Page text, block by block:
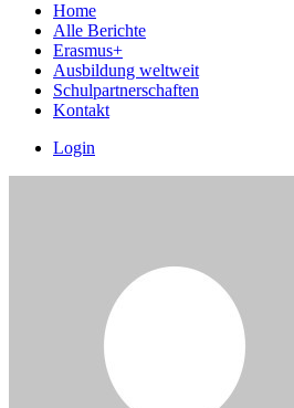
Home
Alle Berichte
Erasmus+
Ausbildung weltweit
Schulpartnerschaften
Kontakt
Login